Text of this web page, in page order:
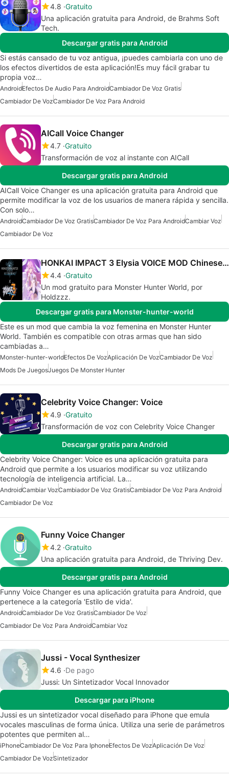
4.8 Gratuito
Una aplicación gratuita para Android, de Brahms Soft
Tech.
Descargar gratis para Android
Si estás cansado de tu voz antigua, ¡puedes cambiarla con uno de
los efectos divertidos de esta aplicación!Es muy fácil grabar tu
propia voz…
AndroidEfectos De Audio Para AndroidCambiador De Voz Gratis
Cambiador De VozCambiador De Voz Para Android
AICall Voice Changer
4.7 Gratuito
Transformación de voz al instante con AICall
Descargar gratis para Android
AICall Voice Changer es una aplicación gratuita para Android que
permite modificar la voz de los usuarios de manera rápida y sencilla.
Con solo…
AndroidCambiador De Voz GratisCambiador De Voz Para AndroidCambiar Voz
Cambiador De Voz
HONKAI IMPACT 3 Elysia VOICE MOD Chinese version
4.4 Gratuito
Un mod gratuito para Monster Hunter World, por
Holdzzz.
Descargar gratis para Monster-hunter-world
Este es un mod que cambia la voz femenina en Monster Hunter
World. También es compatible con otras armas que han sido
cambiadas a…
Monster-hunter-worldEfectos De VozAplicación De VozCambiador De Voz
Mods De JuegosJuegos De Monster Hunter
Celebrity Voice Changer: Voice
4.9 Gratuito
Transformación de voz con Celebrity Voice Changer
Descargar gratis para Android
Celebrity Voice Changer: Voice es una aplicación gratuita para
Android que permite a los usuarios modificar su voz utilizando
tecnología de inteligencia artificial. La…
AndroidCambiar VozCambiador De Voz GratisCambiador De Voz Para Android
Cambiador De Voz
Funny Voice Changer
4.2 Gratuito
Una aplicación gratuita para Android, de Thriving Dev.
Descargar gratis para Android
Funny Voice Changer es una aplicación gratuita para Android, que
pertenece a la categoría 'Estilo de vida'.
AndroidCambiador De Voz GratisCambiador De Voz
Cambiador De Voz Para AndroidCambiar Voz
Jussi - Vocal Synthesizer
4.6 De pago
Jussi: Un Sintetizador Vocal Innovador
Descargar para iPhone
Jussi es un sintetizador vocal diseñado para iPhone que emula
vocales masculinas de forma única. Utiliza una serie de parámetros
potentes que permiten al…
iPhoneCambiador De Voz Para IphoneEfectos De VozAplicación De Voz
Cambiador De VozSintetizador